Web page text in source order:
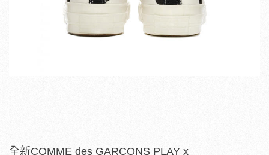
全新COMME des GARÇONS PLAY x